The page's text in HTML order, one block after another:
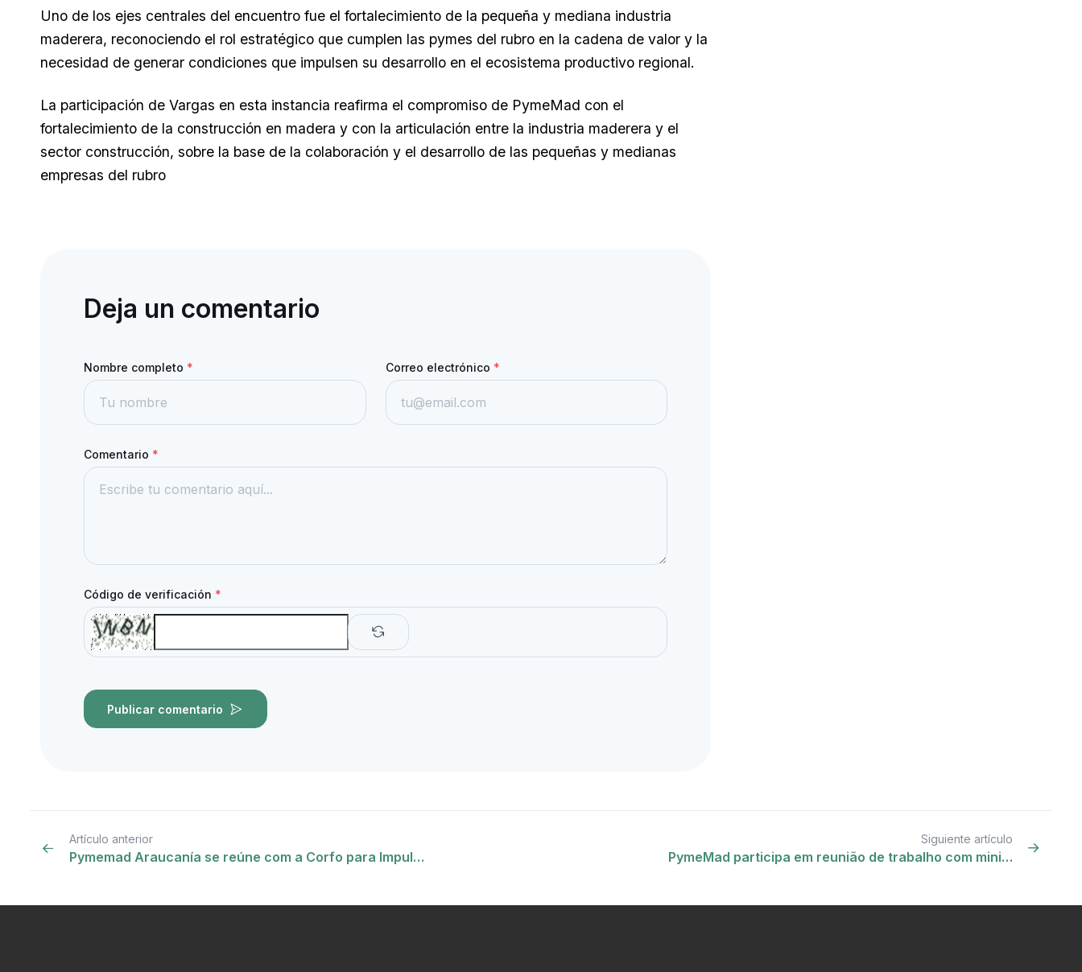
Uno de los ejes centrales del encuentro fue el fortalecimiento de la pequeña y mediana industria
maderera, reconociendo el rol estratégico que cumplen las pymes del rubro en la cadena de valor y la
necesidad de generar condiciones que impulsen su desarrollo en el ecosistema productivo regional.
La participación de Vargas en esta instancia reafirma el compromiso de PymeMad con el
fortalecimiento de la construcción en madera y con la articulación entre la industria maderera y el
sector construcción, sobre la base de la colaboración y el desarrollo de las pequeñas y medianas
empresas del rubro
Deja un comentario
Nombre completo * Correo electrónico *
Comentario *
Código de verificación *
Publicar comentario
Artículo anterior
Pymemad Araucanía se reúne com a Corfo para Impul…
Siguiente artículo
PymeMad participa em reunião de trabalho com mini…